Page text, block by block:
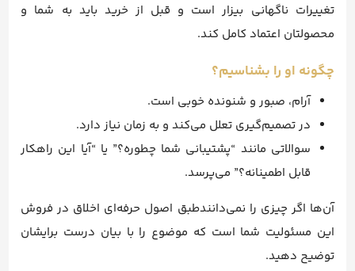
تغییرات ناگهانی بیزار است و قبل از خرید باید به شما و
محصولتان اعتماد کامل کند.
چگونه او را بشناسیم؟
آرام، صبور و شنونده خوبی است.
در تصمیم‌گیری تعلل می‌کند و به زمان نیاز دارد.
سوالاتی مانند “پشتیبانی شما چطوره؟” یا “آیا این راهکار
قابل اطمینانه؟” می‌پرسد.
آن‌ها اگر چیزی را نمی‌دانندطبق اصول حرفه‌ای اخلاق در فروش
این مسئولیت شما است که موضوع را با بیان درست برایشان
توضیح دهید.